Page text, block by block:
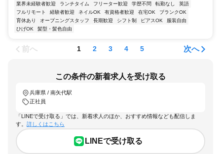
業界未経験者歓迎 ランチタイム フリーター歓迎 学歴不問 転勤なし
英語
フルリモート
経験者歓迎 ネイルOK 有資格者歓迎 在宅OK
ブランクOK
育休あり
オープニングスタッフ 長期歓迎 シフト制 ピアスOK
服装自由
ひげOK
髪型・髪色自由
前へ 1 2 3 4 5 次へ
この条件の新着求人を受け取る
兵庫県 / 南矢代駅
正社員
「LINEで受け取る」では、新着求人のほか、おすすめ情報なども配信しま
す。 詳しくはこちら
LINEで受け取る